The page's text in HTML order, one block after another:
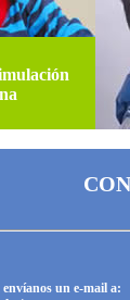
un e-mail a: